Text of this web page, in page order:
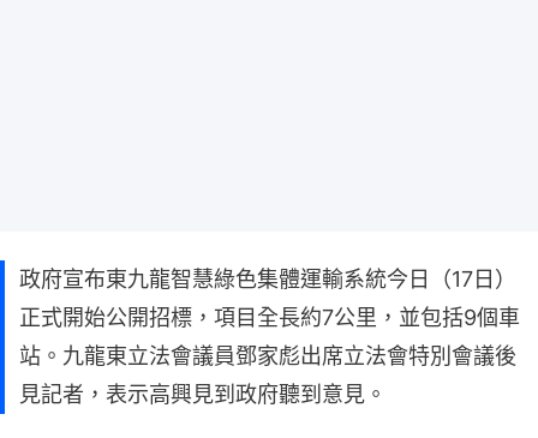
政府宣布東九龍智慧綠色集體運輸系統今日（17日）
正式開始公開招標，項目全長約7公里，並包括9個車
站。九龍東立法會議員鄧家彪出席立法會特別會議後
見記者，表示高興見到政府聽到意見。